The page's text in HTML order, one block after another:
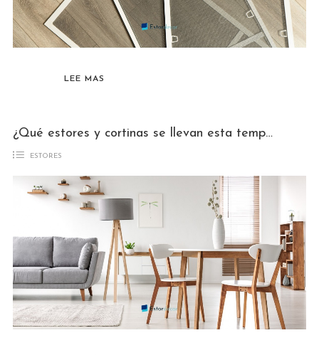
LEE MAS
¿Qué estores y cortinas se llevan esta temporada?
ESTORES